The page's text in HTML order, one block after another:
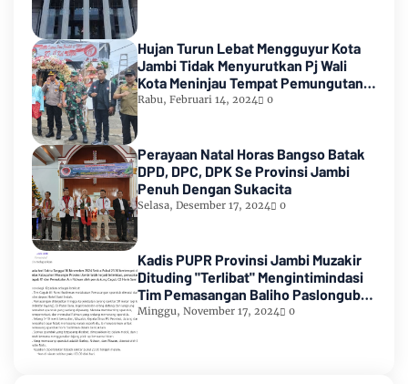
Hujan Turun Lebat Mengguyur Kota
Jambi Tidak Menyurutkan Pj Wali
Kota Meninjau Tempat Pemungutan
Suara Pemilu 2024
Rabu, Februari 14, 2024 0
Perayaan Natal Horas Bangso Batak
DPD, DPC, DPK Se Provinsi Jambi
Penuh Dengan Sukacita
Selasa, Desember 17, 2024 0
Kadis PUPR Provinsi Jambi Muzakir
Dituding "Terlibat" Mengintimindasi
Tim Pemasangan Baliho Paslongub
Romi-Sudirman
Minggu, November 17, 2024 0